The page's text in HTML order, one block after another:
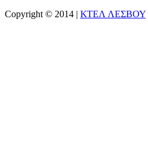
Copyright © 2014 | ΚΤΕΛ ΛΕΣΒΟΥ